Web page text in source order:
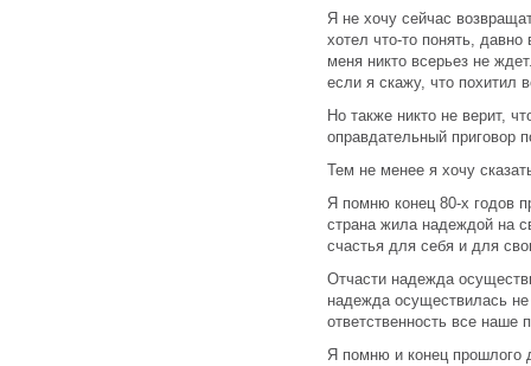
Я не хочу сейчас
хотел что-то понять,
меня никто всерьез не
если я скажу, что похитил
Но также никто не верит,
оправдательный
Тем не менее я хочу
Я помню конец 80-х годов
страна жила надеждой на
счастья для себя и для
Отчасти надежда
надежда осуществилась
ответственность все наше
Я помню и конец прошлого